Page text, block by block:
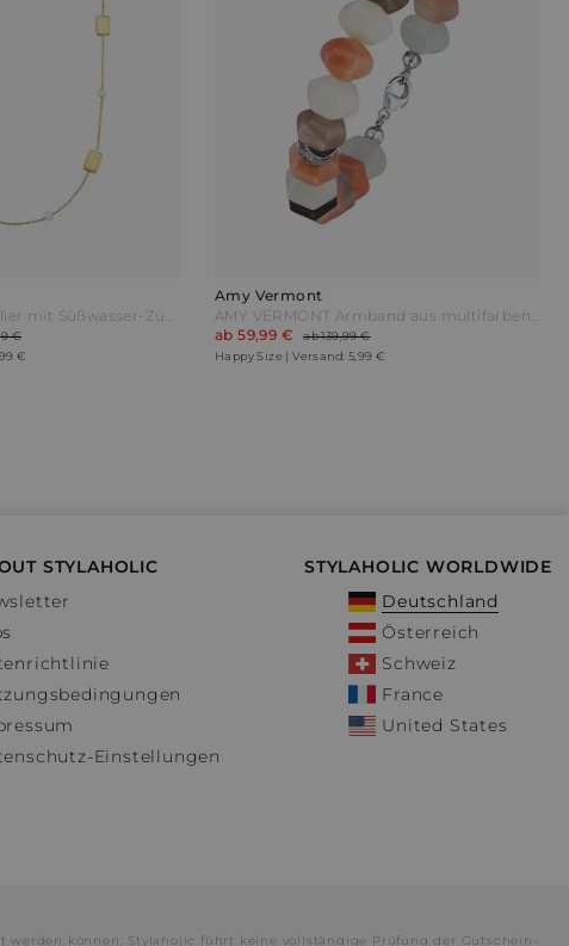
€
€
Amy Vermont
ab 59,99 €
ab 139,99 €
Happy Size | Versand: 5,99 €
STYLAHOLIC
Einstellungen
STYLAHOLIC WORLDWIDE
Deutschland
Österreich
Schweiz
France
United States
können. Stylaholic führt keine vollständige Prüfung der Gutschein-